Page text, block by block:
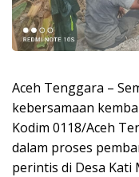
Aceh Tenggara –
kebersamaan
Kodim 0118/Aceh
dalam proses
perintis di Desa Kati